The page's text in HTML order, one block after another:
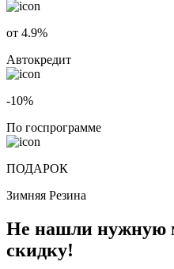
от 4.9%
Автокредит
-10%
По госпрограмме
ПОДАРОК
Зимняя Резина
Не нашли нужную
скидку!